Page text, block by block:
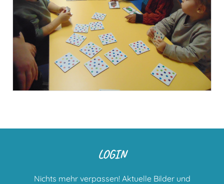
LOGIN
Nichts mehr verpassen! Aktuelle Bilder und